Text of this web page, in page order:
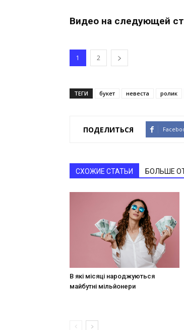
Видео на следующей
1 2
ТЕГИ букет невеста ролик
ПОДЕЛИТЬСЯ
СХОЖИЕ СТАТЬИ БОЛЬШЕ
В які місяці народжуються
майбутні мільйонери